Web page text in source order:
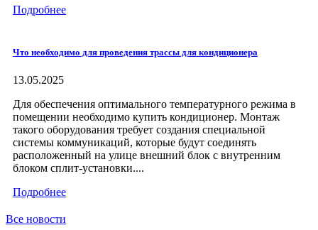
Подробнее
Что необходимо для проведения трассы для кондиционера
13.05.2025
Для обеспечения оптимального температурного режима в
помещении необходимо купить кондиционер. Монтаж
такого оборудования требует создания специальной
системы коммуникаций, которые будут соединять
расположенный на улице внешний блок с внутренним
блоком сплит-установки....
Подробнее
Все новости